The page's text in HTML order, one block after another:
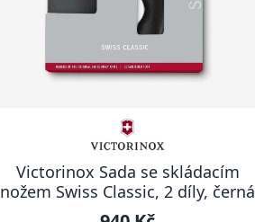
Victorinox Sada se skládacím
nožem Swiss Classic, 2 díly, černá